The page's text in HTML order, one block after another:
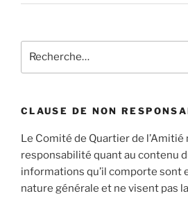
pour
CLAUSE DE NON
Le Comité de Quartier de l’Amitié
responsabilité quant au contenu
informations qu’il comporte sont
nature générale et ne visent pas